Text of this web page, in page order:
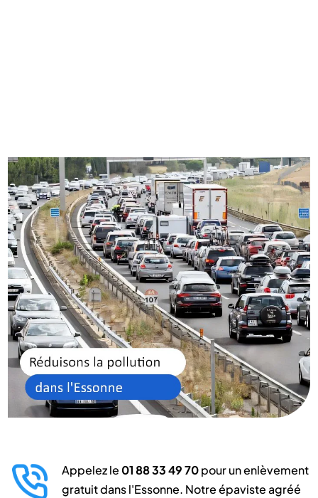
Appelez le 01 88 33 49 70pour un enlèvement
gratuit dans l'Essonne. Notre épaviste agréé